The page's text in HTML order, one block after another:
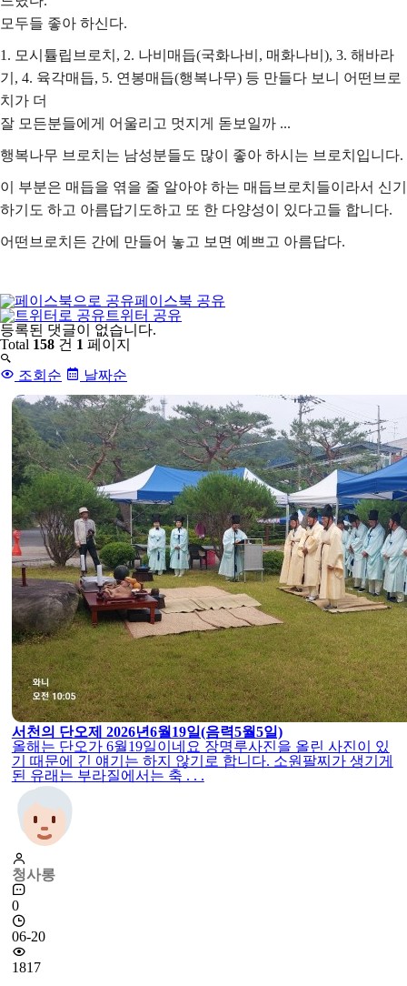
모두들 좋아 하신다.
1. 모시튤립브로치, 2. 나비매듭(국화나비, 매화나비), 3. 해바라
기, 4. 육각매듭, 5. 연봉매듭(행복나무) 등 만들다 보니 어떤브로
치가 더
잘 모든분들에게 어울리고 멋지게 돋보일까 ...
행복나무 브로치는 남성분들도 많이 좋아 하시는 브로치입니다.
이 부분은 매듭을 엮을 줄 알아야 하는 매듭브로치들이라서 신기
하기도 하고 아름답기도하고 또 한 다양성이 있다고들 합니다.
어떤브로치든 간에 만들어 놓고 보면 예쁘고 아름답다.
페이스북 공유
트위터 공유
댓
글
목
록
등록된 댓글이 없습니다.
Total 158 건 1 페이지
조회순
날짜순
서천의 단오제 2026년6월19일(음력5월5일)
올해는 단오가 6월19일이네요 장명루사진을 올린 사진이 있
기 때문에 긴 얘기는 하지 않기로 합니다. 소원팔찌가 생기게
된 유래는 부라질에서는 축 . . .
청사롱
0
06-20
1817